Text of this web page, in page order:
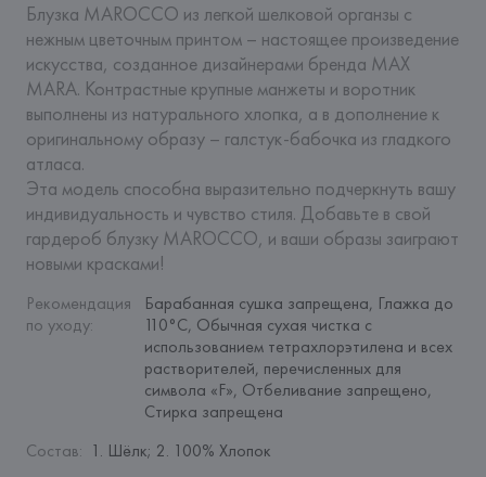
Блузка MAROCCO из легкой шелковой органзы с
нежным цветочным принтом – настоящее произведение
искусства, созданное дизайнерами бренда MAX
MARA. Контрастные крупные манжеты и воротник
выполнены из натурального хлопка, а в дополнение к
оригинальному образу – галстук-бабочка из гладкого
атласа.
Эта модель способна выразительно подчеркнуть вашу
индивидуальность и чувство стиля. Добавьте в свой
гардероб блузку MAROCCO, и ваши образы заиграют
новыми красками!
Рекомендация
по уходу:
Барабанная сушка запрещена, Глажка до
110°C, Обычная сухая чистка с
использованием тетрахлорэтилена и всех
растворителей, перечисленных для
символа «F», Отбеливание запрещено,
Стирка запрещена
Состав: 1. Шёлк; 2. 100% Хлопок